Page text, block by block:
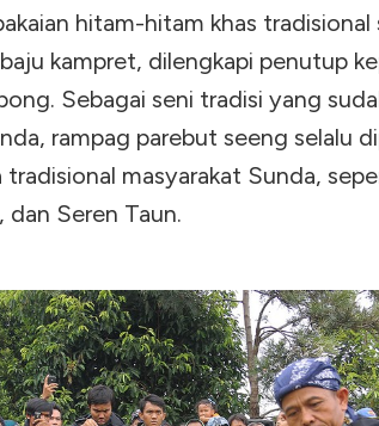
hitam-hitam khas
kampret, dilengkapi penutup
Sebagai seni tradisi yang
rampag parebut seeng selalu
tradisional masyarakat Sunda,
dan Seren Taun.